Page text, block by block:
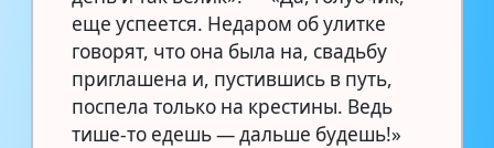
еще успеется. Недаром об улитке
говорят, что она была на, свадьбу
приглашена и, пустившись в путь,
поспела только на крестины. Ведь
тише-то едешь — дальше будешь!»